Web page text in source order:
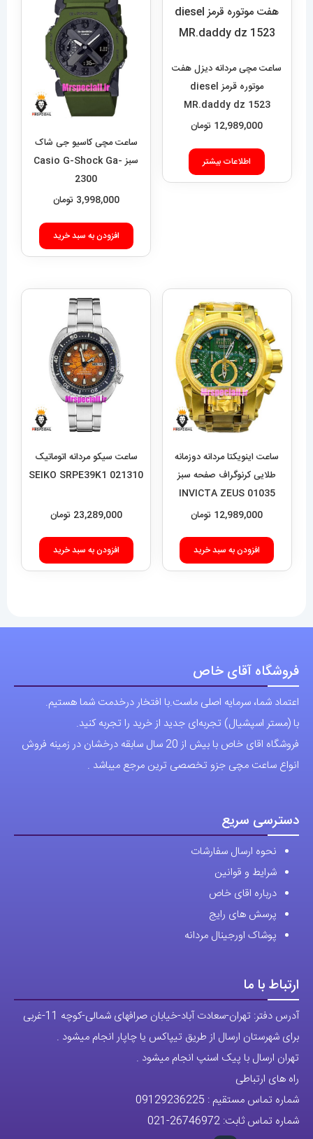
ساعت مچی مردانه دیزل هفت
موتوره قرمز diesel
MR.daddy dz 1523
12,989,000 تومان
اطلاعات بیشتر
ساعت مچی کاسیو جی شاک
سبز Casio G-Shock Ga-
2300
3,998,000 تومان
افزودن به سبد خرید
ساعت اینویکتا مردانه دوزمانه
طلایی کرنوگراف صفحه سبز
01035 INVICTA ZEUS
12,989,000 تومان
افزودن به سبد خرید
ساعت سیکو مردانه اتوماتیک
021310 SEIKO SRPE39K1
23,289,000 تومان
افزودن به سبد خرید
فروشگاه آقای خاص
اعتماد شما، سرمایه اصلی ماست.با افتخار درخدمت شما هستیم.
با (مستر اسپشیال) تجربه‌ای جدید از خرید را تجربه کنید.
فروشگاه اقای خاص با بیش از 20 سال سابقه درخشان در زمینه فروش
انواع ساعت مچی جزو تخصصی ترین مرجع میباشد .
دسترسی سریع
نحوه ارسال سفارشات
شرایط و قوانین
درباره اقای خاص
پرسش های رایج
پوشاک اورجینال مردانه
ارتباط با ما
آدرس دفتر: تهران-سعادت آباد-خیابان صرافهای شمالی-کوچه 11-غربی
برای شهرستان ارسال از طریق تیپاکس یا چاپار انجام میشود .
تهران ارسال با پیک اسنپ انجام میشود .
راه های ارتباطی
شماره تماس مستقیم : 09129236225
شماره تماس ثابت: 26746972
-021